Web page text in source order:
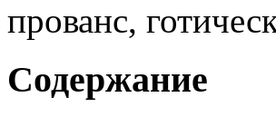
прованс,
Содержание